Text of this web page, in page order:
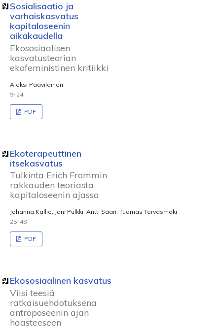
Sosialisaatio ja
varhaiskasvatus
kapitaloseenin
aikakaudella
Ekososiaalisen
kasvatusteorian
ekofeministinen kritiikki
Aleksi Paavilainen
9–24
PDF
Ekoterapeuttinen
itsekasvatus
Tulkinta Erich Frommin
rakkauden teoriasta
kapitaloseenin ajassa
Johanna Kallio, Jani Pulkki, Antti Saari, Tuomas Tervasmäki
25–48
PDF
Ekososiaalinen kasvatus
Viisi teesiä
ratkaisuehdotuksena
antroposeenin ajan
haasteeseen